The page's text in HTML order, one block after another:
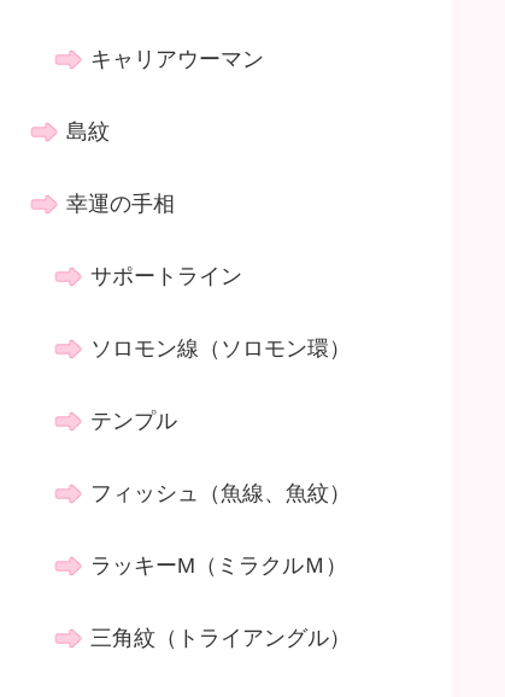
キャリアウーマン
島紋
幸運の手相
サポートライン
ソロモン線（ソロモン環）
テンプル
フィッシュ（魚線、魚紋）
ラッキーM（ミラクルＭ）
三角紋（トライアングル）